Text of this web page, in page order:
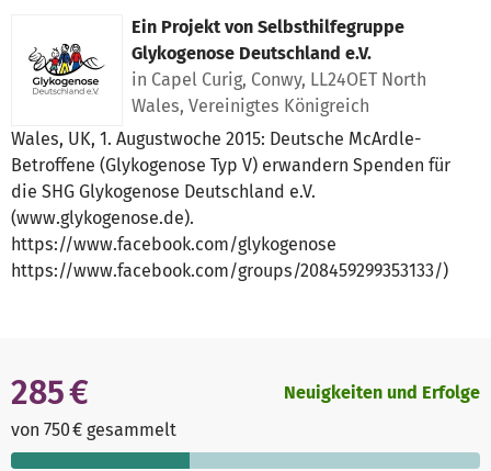
Ein Projekt von Selbsthilfegruppe
Glykogenose Deutschland e.V.
in Capel Curig, Conwy, LL24OET North
Wales, Vereinigtes Königreich
Wales, UK, 1. Augustwoche 2015: Deutsche McArdle-
Betroffene (Glykogenose Typ V) erwandern Spenden für
die SHG Glykogenose Deutschland e.V.
(www.glykogenose.de).
https://www.facebook.com/glykogenose
https://www.facebook.com/groups/208459299353133/)
285 €
von 750 € gesammelt
Neuigkeiten und Erfolge